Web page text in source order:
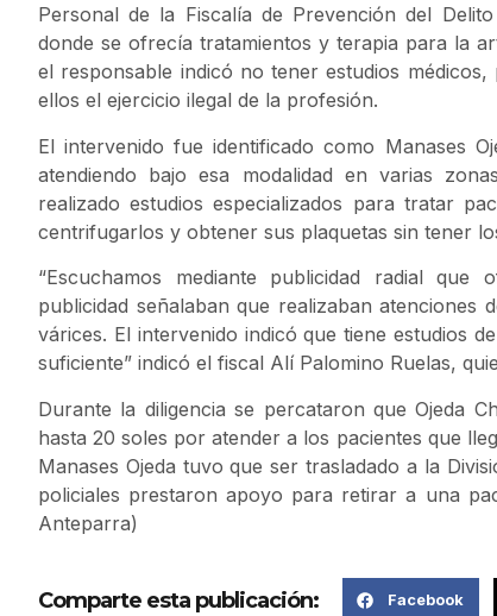
Personal de la Fiscalía de Prevención del
donde se ofrecía tratamientos y terapia para la
el responsable indicó no tener estudios
ellos el ejercicio ilegal de la profesión.
El intervenido fue identificado como Manases
atendiendo bajo esa modalidad en varias
realizado estudios especializados para tratar
centrifugarlos y obtener sus plaquetas sin tener
“Escuchamos mediante publicidad radial
publicidad señalaban que realizaban
várices. El intervenido indicó que tiene estudios
suficiente” indicó el fiscal Alí Palomino Ruelas,
Durante la diligencia se percataron que Ojeda
hasta 20 soles por atender a los pacientes que
Manases Ojeda tuvo que ser trasladado a la
policiales prestaron apoyo para retirar a una
Anteparra)
Comparte esta publicación: Facebook